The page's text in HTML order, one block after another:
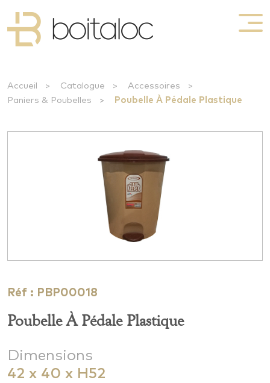
Accueil > Catalogue > Accessoires
>
Paniers & Poubelles
> Poubelle À Pédale Plastique
Réf : PBP00018
Poubelle À Pédale Plastique
Dimensions
42 x 40 x H52